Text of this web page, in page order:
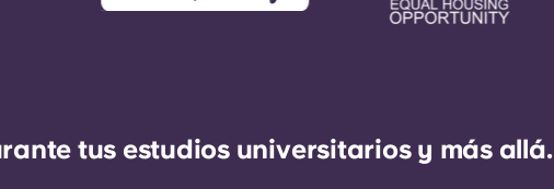
tus estudios universitarios y más allá.